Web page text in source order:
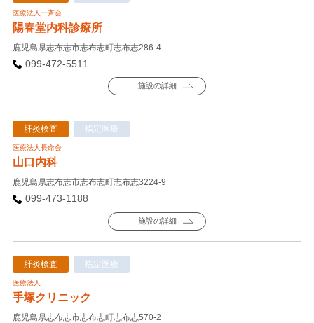
医療法人一斉会
陽春堂内科診療所
鹿児島県志布志市志布志町志布志286-4
099-472-5511
施設の詳細
肝炎検査 指定医療
医療法人長命会
山口内科
鹿児島県志布志市志布志町志布志3224-9
099-473-1188
施設の詳細
肝炎検査 指定医療
医療法人
手塚クリニック
鹿児島県志布志市志布志町志布志570-2